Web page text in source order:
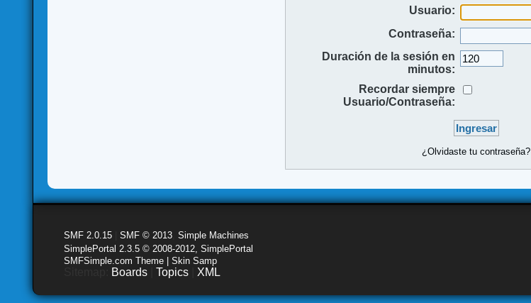
Usuario:
Contraseña:
Duración de la sesión en
minutos:
Recordar siempre
Usuario/Contraseña:
¿Olvidaste tu contraseña?
SMF 2.0.15 |SMF © 2013 ,Simple Machines
SimplePortal 2.3.5 © 2008-2012, SimplePortal
SMFSimple.com Theme | Skin Samp
Boards |Topics XML